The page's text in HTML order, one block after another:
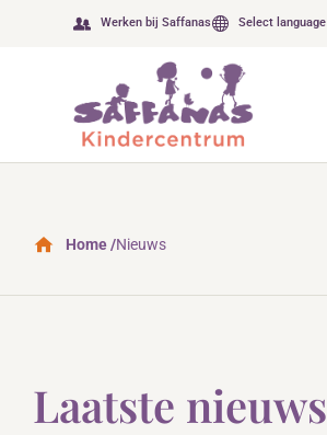
Werken bij Saffanas Select language
Home /Nieuws
Laatste nieuws